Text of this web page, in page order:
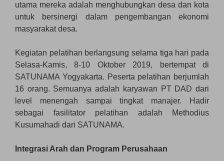
utama mereka adalah menghubungkan desa dan kota
untuk bersinergi dalam pengembangan ekonomi
masyarakat desa.
Kegiatan pelatihan berlangsung selama tiga hari pada
Selasa-Kamis, 8-10 Oktober 2019, bertempat di
SATUNAMA Yogyakarta. Peserta pelatihan berjumlah
16 orang. Semuanya adalah karyawan PT DAD dari
level menengah sampai tingkat manajer. Hadir
sebagai fasilitator pelatihan adalah Methodius
Kusumahadi dari SATUNAMA.
Integrasi Arah dan Program Perusahaan